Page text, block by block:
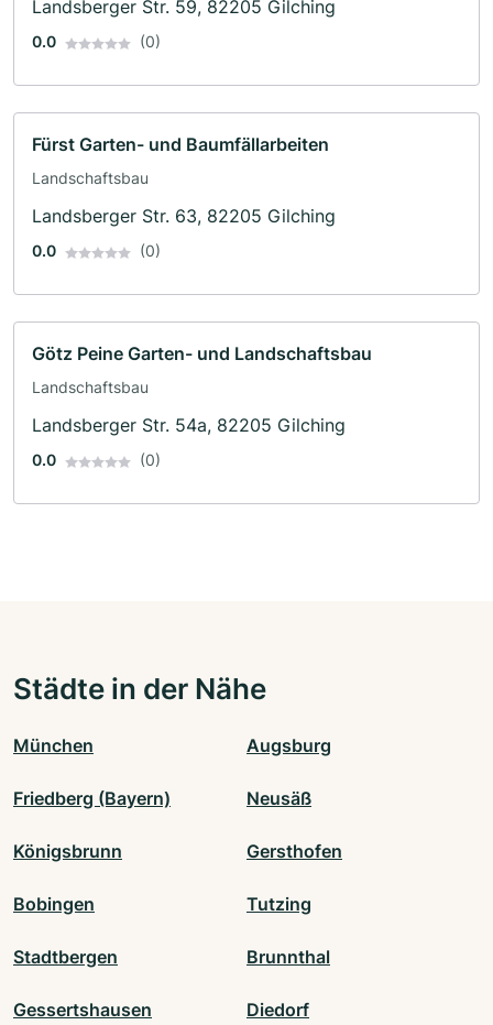
Landsberger Str. 59, 82205 Gilching
0.0 (0)
Fürst Garten- und Baumfällarbeiten
Landschaftsbau
Landsberger Str. 63, 82205 Gilching
0.0 (0)
Götz Peine Garten- und Landschaftsbau
Landschaftsbau
Landsberger Str. 54a, 82205 Gilching
0.0 (0)
Städte in der Nähe
München Augsburg
Friedberg (Bayern) Neusäß
Königsbrunn Gersthofen
Bobingen Tutzing
Stadtbergen Brunnthal
Gessertshausen Diedorf